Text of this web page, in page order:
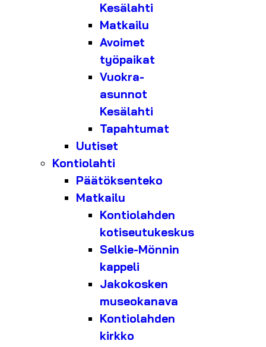
Kesälahti
Matkailu
Avoimet
työpaikat
Vuokra-
asunnot
Kesälahti
Tapahtumat
Uutiset
Kontiolahti
Päätöksenteko
Matkailu
Kontiolahden
kotiseutukeskus
Selkie-Mönnin
kappeli
Jakokosken
museokanava
Kontiolahden
kirkko